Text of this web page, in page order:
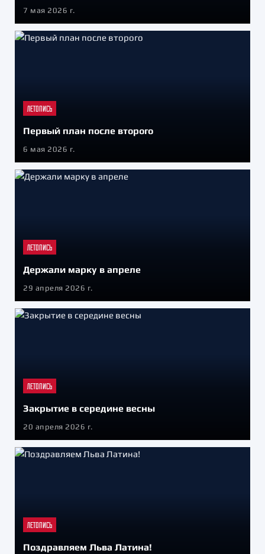
7 мая 2026 г.
ЛЕТОПИСЬ
Первый план после второго
6 мая 2026 г.
ЛЕТОПИСЬ
Держали марку в апреле
29 апреля 2026 г.
ЛЕТОПИСЬ
Закрытие в середине весны
20 апреля 2026 г.
ЛЕТОПИСЬ
Поздравляем Льва Латина!